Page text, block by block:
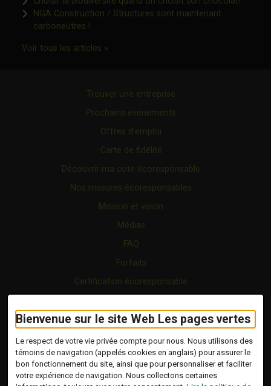
Bienvenue sur le site Web Les pages vertes
Le respect de votre vie privée compte pour nous. Nous utilisons des
témoins de navigation (appelés cookies en anglais) pour assurer le
bon fonctionnement du site, ainsi que pour personnaliser et faciliter
votre expérience de navigation. Nous collectons certaines
NGA Construction / Structures sont maintenant
carboneutres !Ce lien s'ouvrira dans une nouvelle fenêtre"
Voir tous les articles »Ce lien s'ouvrira dans une nouvelle
Trouver une entreprise
Prochains événements
Offres d’emploi
Carte de fidélité
Découvrir ma cote écoresponsable
Nos mesures écoresponsables
Mission et vision
Médias
FAQ
Forfaits
Certification écoresponsable
Vidéo
Blogue
Copyright © 2026 Tous droits réservés.
Les Pages Vertes | Répertoire d'entreprises